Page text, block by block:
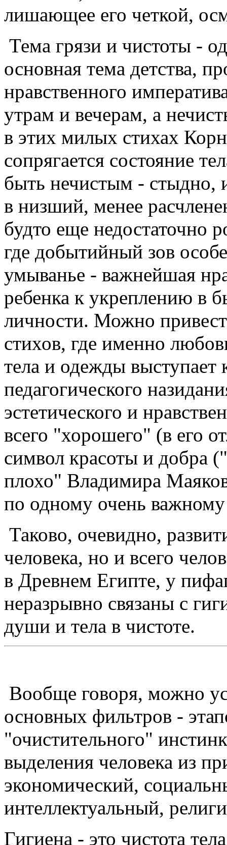
лишающее его четкой,
Тема грязи и чистоты -
основная тема детства,
нравственного
утрам и вечерам, а
в этих милых стихах
сопрягается состояние
быть нечистым - стыдно,
в низший, менее
будто еще недостаточно
где добытийный зов
умыванье - важнейшая
ребенка к укреплению в
личности. Можно
стихов, где именно
тела и одежды выступает
педагогического
эстетического и
всего "хорошего" (в его
символ красоты и добра
плохо" Владимира
по одному очень
Таково, очевидно,
человека, но и всего
в Древнем Египте, у
неразрывно связаны с
души и тела в чистоте.
Вообще говоря, можно
основных фильтров -
"очистительного"
выделения человека из
экономический,
интеллектуальный,
Гигиена - это чистота